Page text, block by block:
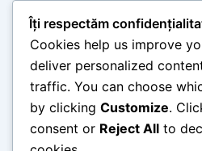
Timp de citire: 6
dintotdeauna
sale medievale
Tâmpa. În […]
Îți respectăm
Cookies help us improve
deliver personalized
traffic. You can choose
by clicking Customize.
consent or Reject All to